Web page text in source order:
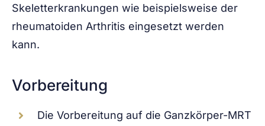
Skeletterkrankungen wie beispielsweise der
rheumatoiden Arthritis eingesetzt werden
kann.
Vorbereitung
Die Vorbereitung auf die Ganzkörper-MRT